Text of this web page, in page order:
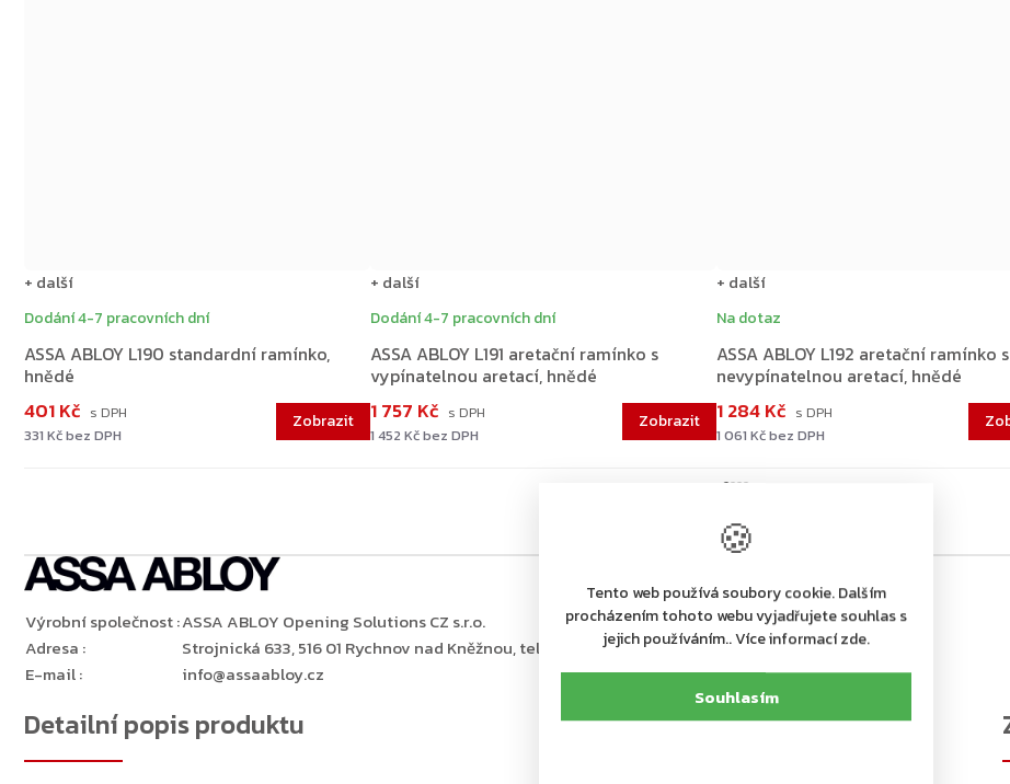
🍪
Tento web používá soubory cookie. Dalším
procházením tohoto webu vyjadřujete souhlas s
jejich používáním.. Více informací zde.
Souhlasím
ASSA ABLOY L190 standardní ramínko,
hnědé
Dodání 4-7 pracovních dní
331 Kč bez DPH
401 Kč
+ další
ASSA ABLOY L191 aretační ramínko s
vypínatelnou aretací, hnědé
Dodání 4-7 pracovních dní
1 452 Kč bez DPH
1 757 Kč
+ další
ASSA ABLOY L192 aretační ramínko s
nevypínatelnou aretací, hnědé
Na dotaz
1 061 Kč bez DPH
1 284 Kč
+ další
Detailní popis produktu
Výrobní společnost:ASSA ABLOY Opening Solutions CZ s.r.o.
Adresa :
Strojnická 633, 516 01 Rychnov nad Kněžnou, tel.: +420 226 806 200
E-mail: info@assaabloy.cz